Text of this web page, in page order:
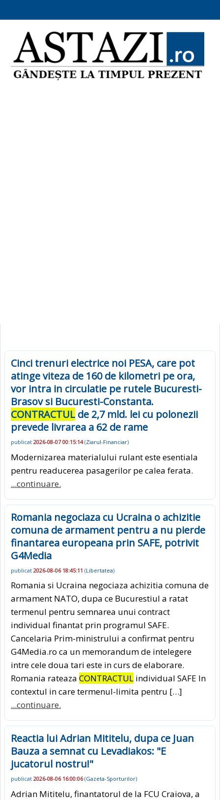
Cinci trenuri electrice noi PESA, care pot
atinge viteza de 160 de kilometri pe ora,
vor intra in circulatie pe rutele Bucuresti-
Brasov si Bucuresti-Constanta.
CONTRACTUL de 2,7 mld. lei cu polonezii
prevede livrarea a 62 de rame
publicat 2026-08-07 00:15:14(Ziarul-Financiar)
Modernizarea materialului rulant este esentiala
pentru readucerea pasagerilor pe calea ferata.
...continuare.
Romania negociaza cu Ucraina o achizitie
comuna de armament pentru a nu pierde
finantarea europeana prin SAFE, potrivit
G4Media
publicat 2026-08-06 18:45:11 (Libertatea)
Romania si Ucraina negociaza achizitia comuna de
armament NATO, dupa ce Bucurestiul a ratat
termenul pentru semnarea unui contract
individual finantat prin programul SAFE.
Cancelaria Prim-ministrului a confirmat pentru
G4Media.ro ca un memorandum de intelegere
intre cele doua tari este in curs de elaborare.
Romania rateaza CONTRACTUL individual SAFE In
contextul in care termenul-limita pentru […]
...continuare.
Reactia lui Adrian Mititelu, dupa ce Juan
Bauza a semnat cu Levadiakos: "E
jucatorul nostru!"
publicat 2026-08-06 16:00:06(Gazeta-Sporturilor)
Adrian Mititelu, finantatorul de la FCU Craiova, a